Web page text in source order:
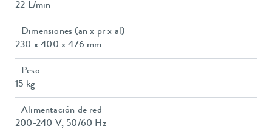
22 L/min
Dimensiones (an x pr x al)
230 x 400 x 476 mm
Peso
15 kg
Alimentación de red
200-240 V, 50/60 Hz